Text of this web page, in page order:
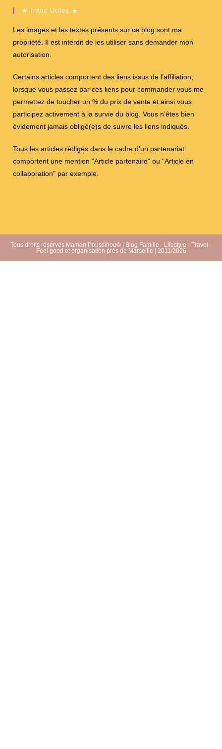
★ Infos Utiles ★
Les images et les textes présents sur ce blog sont ma
propriété. Il est interdit de les utiliser sans demander mon
autorisation.
Certains articles comportent des liens issus de l’affiliation,
lorsque vous passez par ces liens pour commander vous me
permettez de toucher un % du prix de vente et ainsi vous
participez activement à la survie du blog. Vous n’êtes bien
évidement jamais obligé(e)s de suivre les liens indiqués.
Tous les articles rédigés dans le cadre d’un partenariat
comportent une mention “Article partenaire” ou "Article en
collaboration" par exemple.
Tous droits réservés Maman Poussinou© | Blog Famille - Lifestyle - Travel -
Feel good et organisation près de Marseille | 2011/2026